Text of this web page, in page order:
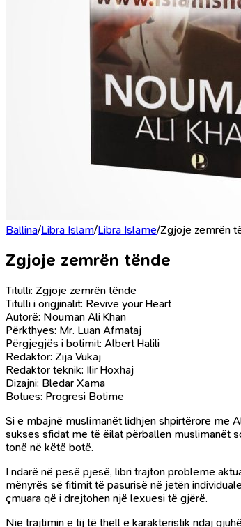
Ballina/Libra Islam/Libra Islame/Zgjoje zemrën
Zgjoje zemrën tënde
Titulli: Zgjoje zemrën tënde
Titulli i origjinalit: Revive your Heart
Autorë: Nouman Ali Khan
Përkthyes: Mr. Luan Afmataj
Përgjegjës i botimit: Albert Halili
Redaktor: Zija Vukaj
Redaktor teknik: Ilir Hoxhaj
Dizajni: Bledar Xama
Botues: Progresi Botime
Si e mbajnë muslimanët lidhjen shpirtërore me
sukses sfidat me të ëilat përballen muslimanët
tonë në këtë botë.
I ndarë në pesë pjesë, libri trajton probleme
mënyrës së fitimit të pasurisë në jetën
çmuara që i drejtohen një lexuesi të gjërë.
Nie trajtimin e tij të thell e karakteristik ndaj